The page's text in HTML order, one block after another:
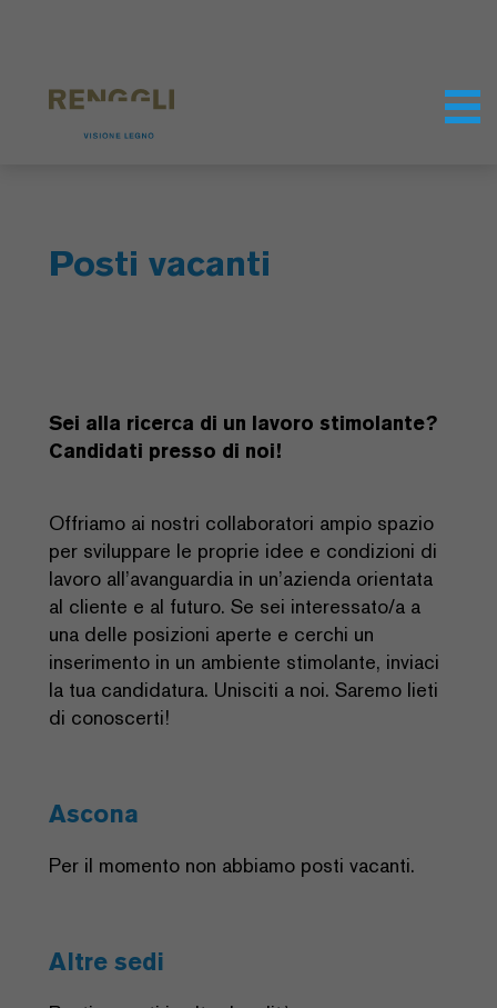
Posti vacanti
Sei alla ricerca di un lavoro stimolante?
Candidati presso di noi!
Offriamo ai nostri collaboratori ampio spazio
per sviluppare le proprie idee e condizioni di
lavoro all’avanguardia in un’azienda orientata
al cliente e al futuro. Se sei interessato/a a
una delle posizioni aperte e cerchi un
inserimento in un ambiente stimolante, inviaci
la tua candidatura. Unisciti a noi. Saremo lieti
di conoscerti!
Ascona
Per il momento non abbiamo posti vacanti.
Altre sedi